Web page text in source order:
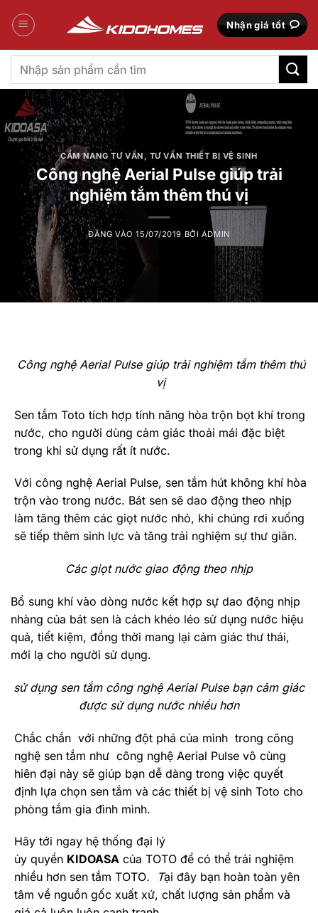
qua
Nhận giá tốt
Tìm
kiếm:
CẨM NANG TƯ VẤN TƯ VẤN THIẾT BỊ VỆ SINH
Công nghệ Aerial Pulse giúp trải
nghiệm tắm thêm thú vị
ĐĂNG VÀO15/07/2019 BỞI ADMIN
Công nghệ Aerial Pulse giúp trải nghiệm tắm thêm thú
vị
Sen tắm Toto tích hợp tính năng hòa trộn bọt khí trong
nước, cho người dùng cảm giác thoải mái đặc biệt
trong khi sử dụng rất ít nước.
Với công nghệ Aerial Pulse, sen tắm hút không khí hòa
trộn vào trong nước. Bát sen sẽ dao động theo nhịp
làm tăng thêm các giọt nước nhỏ, khi chúng rơi xuống
sẽ tiếp thêm sinh lực và tăng trải nghiệm sự thư giãn.
Các giọt nước giao động theo nhịp
Bổ sung khí vào dòng nước kết hợp sự dao động nhịp
nhàng của bát sen là cách khéo léo sử dụng nước hiệu
quả, tiết kiệm, đồng thời mang lại cảm giác thư thái,
mới lạ cho người sử dụng.
sử dụng sen tắm công nghệ Aerial Pulse bạn cảm giác
được sử dụng nước nhiều hơn
Chắc chắn với những đột phá của mình trong công
nghệ sen tắm như công nghệ Aerial Pulse vô cùng
hiên đại này sẽ giúp bạn dễ dàng trong việc quyết
định lựa chọn sen tắm và các thiết bị vệ sinh Toto cho
phòng tắm gia đình mình.
Hãy tới ngay hệ thống đại lý
ủy quyền KIDOASA của TOTO để có thể trải nghiệm
nhiều hơn sen tắm TOTO. Tại đây bạn hoàn toàn yên
tâm về nguồn gốc xuất xứ, chất lượng sản phẩm và